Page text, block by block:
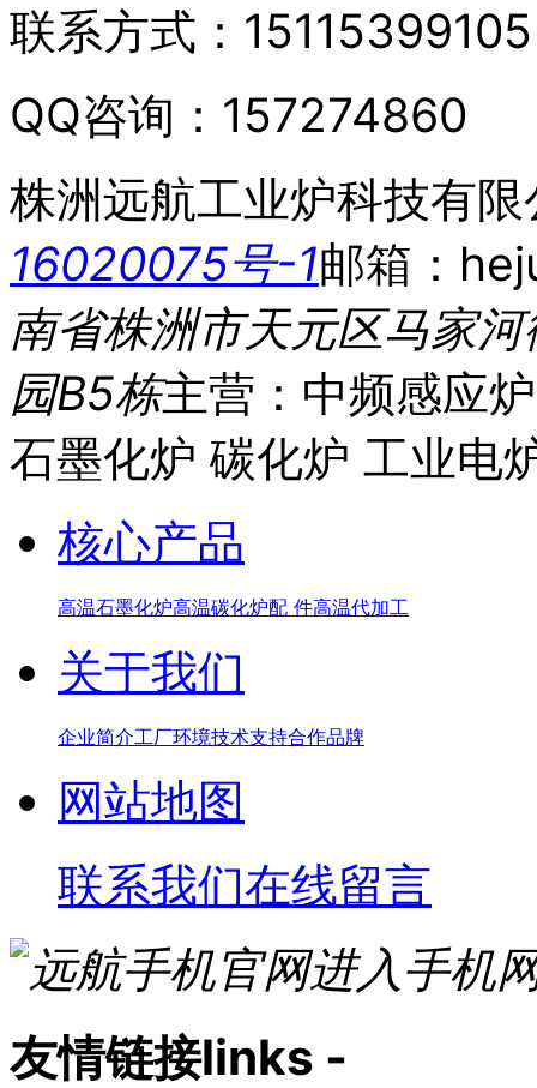
联系方式：
QQ咨询： 157274860
株洲远航工业炉科技有限
16020075号-1邮箱：
南省株洲市天元区马家
园B5栋主营：中频感应
石墨化炉 碳化炉 工业电
核心产品
高温石墨化炉高温碳化炉配 件高温代加工
关于我们
企业简介工厂环境技术支持合作品牌
网站地图
联系我们在线留言
进入手机
友情链接links -